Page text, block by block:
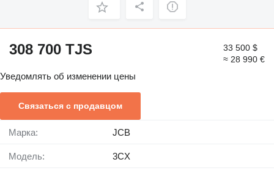
308 700 TJS
33 500 $
≈ 28 990 €
Уведомлять об изменении цены
Связаться с продавцом
Марка: JCB
Модель: 3CX